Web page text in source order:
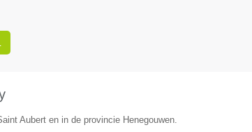
Aubert en in de provincie Henegouwen.